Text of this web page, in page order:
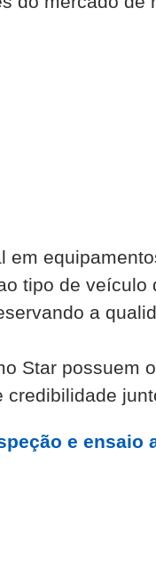
em
tipo de
a
Star possuem
credibilidade
e